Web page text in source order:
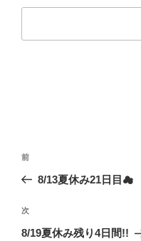
投
ビ
ゲ
前
の
稿
前
8/13夏休み21日目☁
次
の
次
8/19夏休み残り4日間!!